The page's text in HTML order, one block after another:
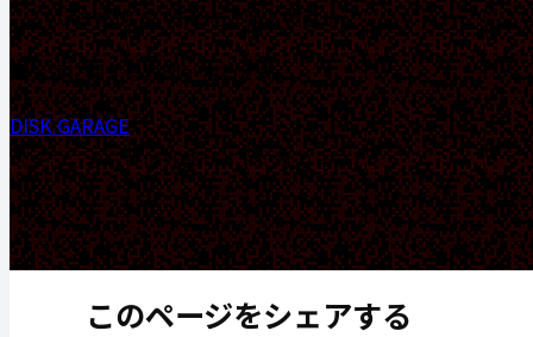
いますので、予めご了承ください。
■公演に関するお問い合わせ先
DISK GARAGE
（※ここから先は外部サイトになります）
このページをシェアする